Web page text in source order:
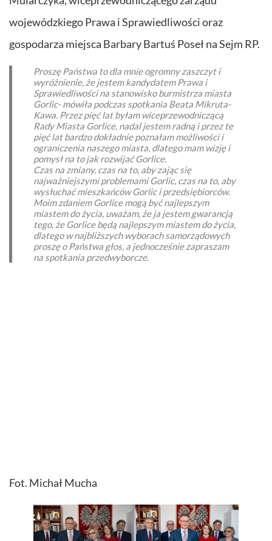
wojewódzkiego Prawa i Sprawiedliwości oraz
gospodarza miejsca Barbary Bartuś Poseł na Sejm RP.
Proszę Państwa to dla mnie ogromny zaszczyt i
wyróżnienie, że jestem kandydatem Prawa i
Sprawiedliwości na stanowisko burmistrza miasta
Gorlic- mówiła podczas spotkania Beata Mikruta-
Kawa. Przez pięć lat byłam wiceprzewodniczącą
Rady Miasta Gorlice, nadal jestem radną i przez te
pięć lat bardzo dokładnie poznałam możliwości i
ograniczenia naszego miasta, dlatego mam wizję i
pomysł na to jak rozwijać Gorlice.
Czas na zmiany, czas na to, aby zając się
najważniejszymi problemami Gorlic, czas na to, aby
wysłuchać mieszkańców Gorlic i przedsiębiorców.
Moim zdaniem Gorlice mogą być najlepszym
miastem do życia, uważam, że ja jestem gwarancją
tego, że Gorlice będą najlepszym miastem do życia,
dlatego w najbliższych wyborach samorządowych
proszę o Państwa głos, a jednocześnie zapraszam
na spotkania przedwyborcze.
Fot. Michał Mucha